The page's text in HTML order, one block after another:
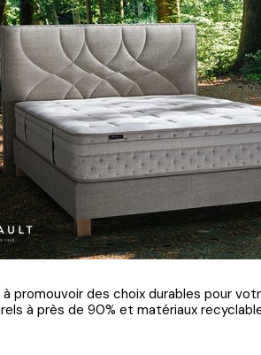
à promouvoir des choix durables pour
à près de 90% et matériaux